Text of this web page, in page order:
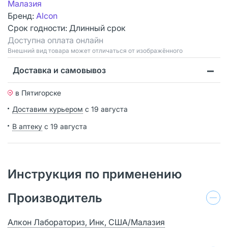
Малазия
Бренд: Alcon
Срок годности: Длинный срок
Доступна оплата онлайн
Bнешний вид товара может отличаться от изображённого
Доставка и самовывоз
в Пятигорске
Доставим курьером с 19 августа
В аптеку с 19 августа
Инструкция по применению
Производитель
Алкон Лабораториз, Инк, США/Малазия